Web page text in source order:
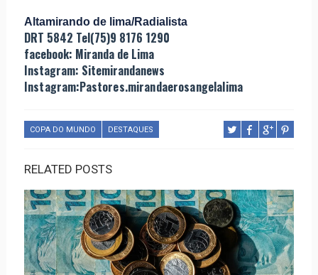
Altamirando de lima/Radialista
DRT 5842 Tel(75)9 8176 1290
facebook: Miranda de Lima
Instagram: Sitemirandanews
Instagram:Pastores.mirandaerosangelalima
COPA DO MUNDO DESTAQUES
RELATED POSTS